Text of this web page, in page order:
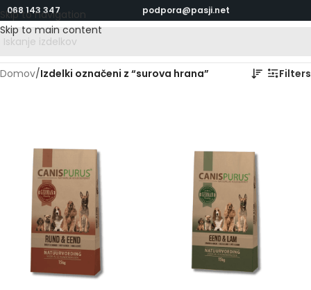
Skip to navigation
Skip to main content
068 143 347 podpora@pasji.net
Domov/Izdelki označeni z “surova hrana” Filters